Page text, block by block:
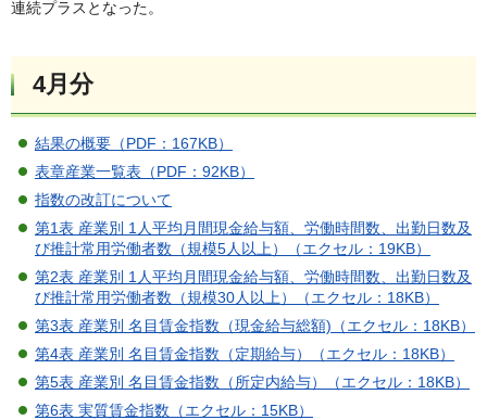
連続プラスとなった。
4月分
結果の概要（PDF：167KB）
表章産業一覧表（PDF：92KB）
指数の改訂について
第1表 産業別 1人平均月間現金給与額、労働時間数、出勤日数及
び推計常用労働者数（規模5人以上）（エクセル：19KB）
第2表 産業別 1人平均月間現金給与額、労働時間数、出勤日数及
び推計常用労働者数（規模30人以上）（エクセル：18KB）
第3表 産業別 名目賃金指数（現金給与総額)（エクセル：18KB）
第4表 産業別 名目賃金指数（定期給与）（エクセル：18KB）
第5表 産業別 名目賃金指数（所定内給与）（エクセル：18KB）
第6表 実質賃金指数（エクセル：15KB）